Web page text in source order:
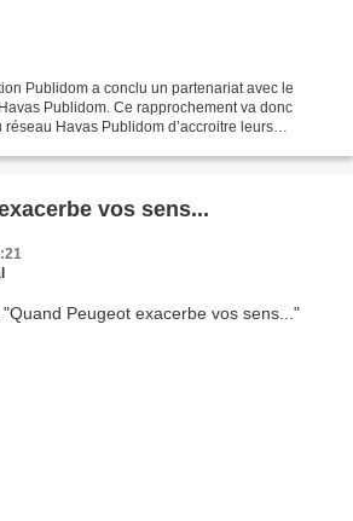
Publidom a conclu un partenariat avec le
Publidom. Ce rapprochement va donc
Havas Publidom d’accroitre leurs
vos sens...